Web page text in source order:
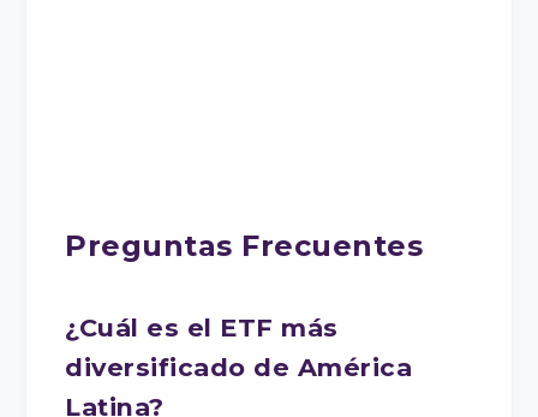
Preguntas Frecuentes
¿Cuál es el ETF más
diversificado de América
Latina?